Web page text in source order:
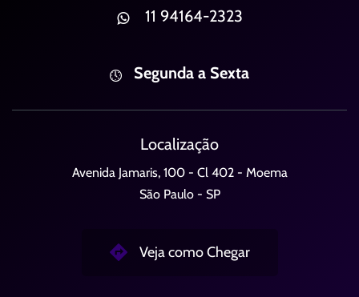
11 94164-2323
Segunda a Sexta
Localização
Avenida Jamaris, 100 - Cl 402 - Moema
São Paulo - SP
Veja como Chegar